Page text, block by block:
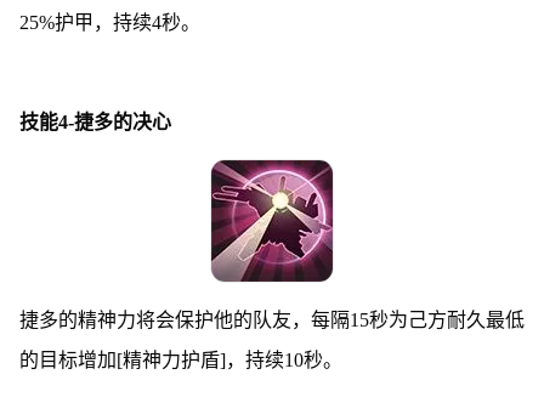
25%护甲，持续4秒。
技能4-捷多的决心
捷多的精神力将会保护他的队友，每隔15秒为己方耐久最低
的目标增加[精神力护盾]，持续10秒。